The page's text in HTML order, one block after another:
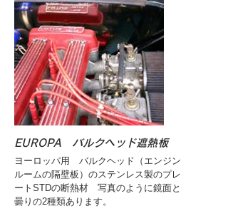
EUROPA バルクヘッド遮熱板
ヨーロッパ用 バルクヘッド（エンジン
ルームの隔壁板）のステンレス製のプレ
ートSTDの断熱材 写真のように鏡面と
曇りの2種類あります。